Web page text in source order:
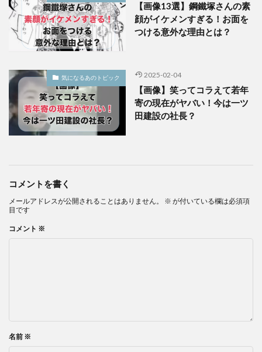
【画像13選】鋼鐵塚さんの素
顔がイケメンすぎる！お面を
つける意外な理由とは？
気になるあのトピック 2025-02-04
【画像】笑ってコラえて若年
寄の現在がヤバい！今は一ツ
田建設の社長？
コメントを書く
メールアドレスが公開されることはありません。 ※ が付いている欄は必須項
目です
コメント ※
名前 ※